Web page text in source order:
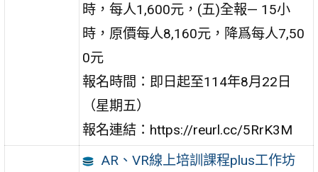
時，每人1,600元，(五)全報— 15小
時，原價每人8,160元，降爲每人7,50
0元
報名時間：即日起至114年8月22日
（星期五）
報名連結：https://reurl.cc/5RrK3M
AR、VR線上培訓課程plus工作坊